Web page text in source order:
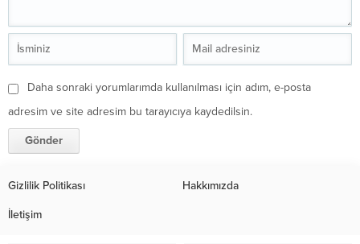
Daha sonraki yorumlarımda kullanılması için adım, e-posta
adresim ve site adresim bu tarayıcıya kaydedilsin.
Gizlilik Politikası Hakkımızda
İletişim